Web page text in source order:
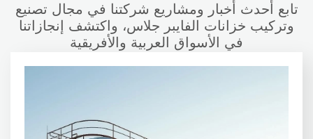
تابع أحدث أخبار ومشاريع شركتنا في مجال تصنيع
وتركيب خزانات الفايبر جلاس، واكتشف إنجازاتنا
في الأسواق العربية والأفريقية